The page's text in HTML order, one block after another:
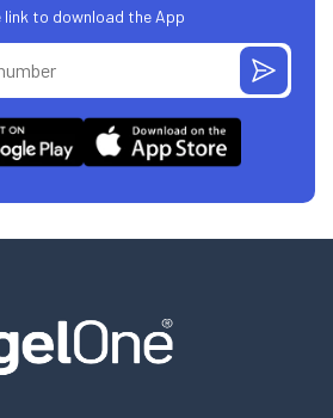
link to download the App